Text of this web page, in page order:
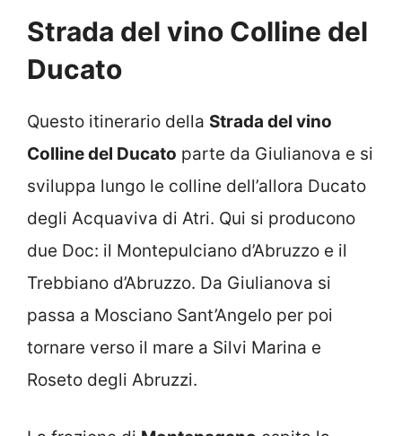
Strada del vino Colline del
Ducato
Questo itinerario della Strada del vino
Colline del Ducato parte da Giulianova e si
sviluppa lungo le colline dell’allora Ducato
degli Acquaviva di Atri. Qui si producono
due Doc: il Montepulciano d’Abruzzo e il
Trebbiano d’Abruzzo. Da Giulianova si
passa a Mosciano Sant’Angelo per poi
tornare verso il mare a Silvi Marina e
Roseto degli Abruzzi.